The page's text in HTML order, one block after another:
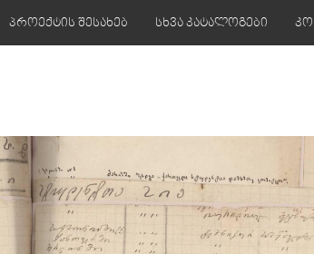
პროექტის შესახებ სხვა კატალოგები